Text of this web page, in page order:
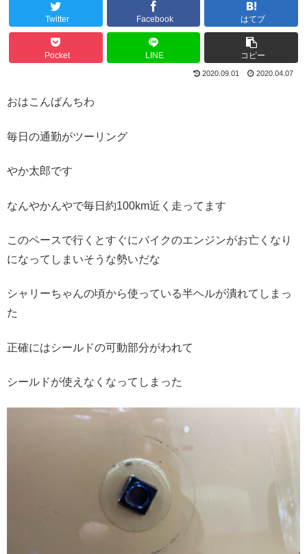
Twitter Facebook はてブ
Pocket LINE コピー
2020.09.01 2020.04.07
おはこんばんちわ
毎日の通勤がツーリング
やか太郎です
なんやかんやで毎日約100km近く走ってます
このペースで行くとすぐにバイクのエンジンがお亡くなり
になってしまいそうな勢いだな
シャリーちゃんの頃から使っている半ヘルが潰れてしまっ
た
正確にはシールドの可動部分がわれて
シールドが使えなくなってしまった